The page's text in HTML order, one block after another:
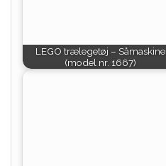
LEGO trælegetøj – Såmaskine
(model nr. 1667)